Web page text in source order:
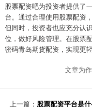
股票配资吧为投资者提供了
台。通过合理使用股票配资
但同时，投资者也应充分认
位，做好风险管理。在股票
密码青岛期货配资，实现更
文章为
上一篇： 股票配资平台是